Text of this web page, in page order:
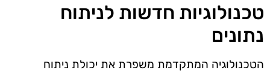
טכנולוגיות חדשות לניתוח
נתונים
הטכנולוגיה המתקדמת משפרת את יכולת ניתוח